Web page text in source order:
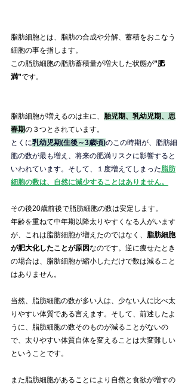
脂肪細胞とは、脂肪の合成や分解、蓄積をおこなう
細胞の事を指します。
この脂肪細胞の脂肪蓄積量が増大した状態が”肥
満”です。
脂肪細胞が増えるのは主に、 胎児期、乳幼児期、思
春期の３つとされています。
とくに乳幼児期(生後～3歳頃)のこの時期が、脂肪細
胞の数が最も増え、将来の肥満リスクに影響すると
いわれています。そして、１度増えてしまった脂肪
細胞の数は、自然に減少することはありません。
その後20歳前後で脂肪細胞の数は安定します。
年齢を重ねて中年期以降太りやすくなる人がいます
が、これは脂肪細胞が増えたのではなく、 脂肪細胞
が肥大化したことが原因なのです。逆に痩せたとき
の場合は、脂肪細胞が縮小しただけで数は減ること
はありません。
当然、脂肪細胞の数が多い人は、少ない人に比べ太
りやすい体質である言えます。そして、前述したよ
うに、脂肪細胞の数そのものが減ることがないの
で、太りやすい体質自体を変えることは大変難しい
ということです。
また脂肪細胞があることにより自然と食欲が増すの